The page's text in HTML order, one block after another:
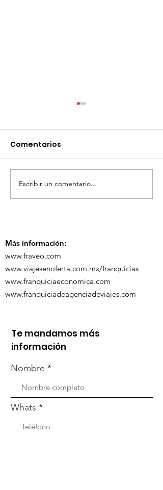
TourTravelynByFraveo
participó en la
Comentarios
Escribir un comentario...
Más información:
www.fraveo.com
www.viajesenoferta.com.mx/franquicias
www.franquiciaeconomica.com
www.franquiciadeagenciadeviajes.com
Te mandamos más
información
Nombre
Whats